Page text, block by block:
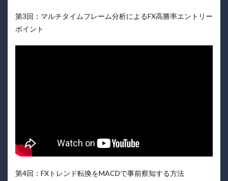
第3回：マルチタイムフレーム分析によるFX高勝率エントリー
ポイント
第4回：FXトレンド転換をMACDで事前察知する方法